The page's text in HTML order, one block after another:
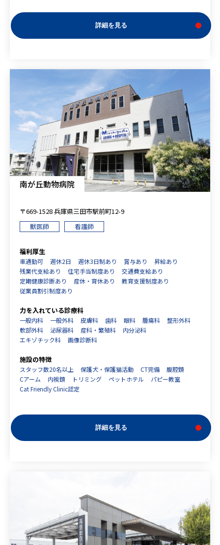
詳細を見る
南が丘動物病院
〒669-1528 兵庫県三田市駅前町12-9
獣医師
看護師
福利厚生
車通勤可 週休2日 週休3日制あり 賞与あり
昇給あり
残業代支給あり
住宅手当制度あり
交通費支給あり
定期健康診断あり
産休・育休あり
教育支援制度あり
従業員割引制度あり
力を入れている診療科
一般内科 一般外科 皮膚科 歯科 眼科 腫瘍科
整形外科
軟部外科
泌尿器科 産科・繁殖科
内分泌科
エキゾチック科
画像診断科
施設の特徴
スタッフ数20名以上 保護犬・保護猫活動 CT完備
腹腔鏡
Cアーム
内視鏡 トリミング ペットホテル
パピー教室
Cat Friendly Clinic認定
詳細を見る